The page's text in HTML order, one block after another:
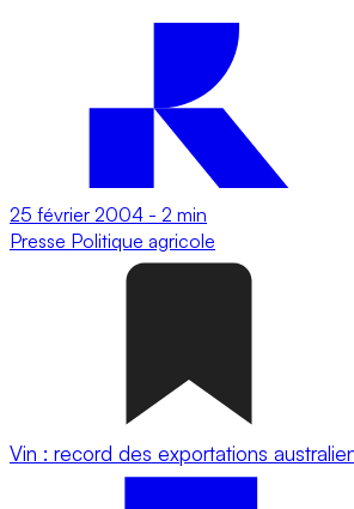
25 février 2004 - 2 min
Presse Politique agricole
Vin : record des exportations